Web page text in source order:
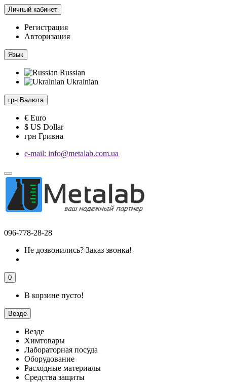
Личный кабинет
Регистрация
Авторизация
Язык
Russian
Ukrainian
грн Валюта
€ Euro
$ US Dollar
грн Гривна
e-mail: info@metalab.com.ua
096-778-28-28
Не дозвонились? Заказ звонка!
0
В корзине пусто!
Везде
Везде
Химтовары
Лабораторная посуда
Оборудование
Расходные материалы
Средства защиты